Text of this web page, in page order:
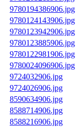
9780194386906.jpg
9780124143906.jpg
9780123942906.jpg
9780123885906.jpg
9780122981906.jpg
9780024096906.jpg
9724032906.jpg
9724026906.jpg
8590634906.jpg
8588714906.jpg
8588216906.jpg